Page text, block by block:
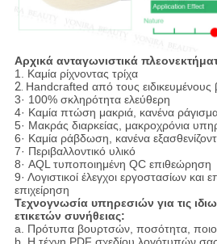
Αρχικά ανταγωνιστικά
1. Καμία ρίχνοντας τρίχα
2. Handcrafted από τους ειδικευμένους
3· 100% σκληρότητα ελεύθερη
4· Καμία πτώση μακριά, κανένα
5· Μακράς διαρκείας, μακροχρόνια
6· Καμία ράβδωση, κανένα
7· Περιβαλλοντικό υλικό
8· AQL τυποποιημένη QC επιθεώρηση
9· Λογιστικοί έλεγχοι εργοστασίων και
επιχείρηση
Τεχνογνωσία υπηρεσιών για τις
ετικετών συνήθειας:
a. Πρότυπα βουρτσών, ποσότητα,